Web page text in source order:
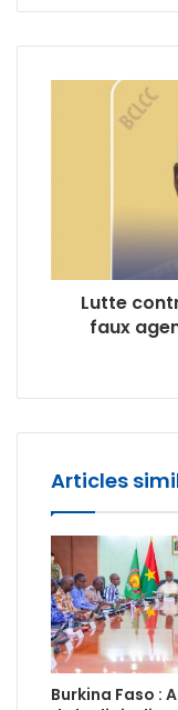
Lutte
faux
Articles
Burkina Faso :